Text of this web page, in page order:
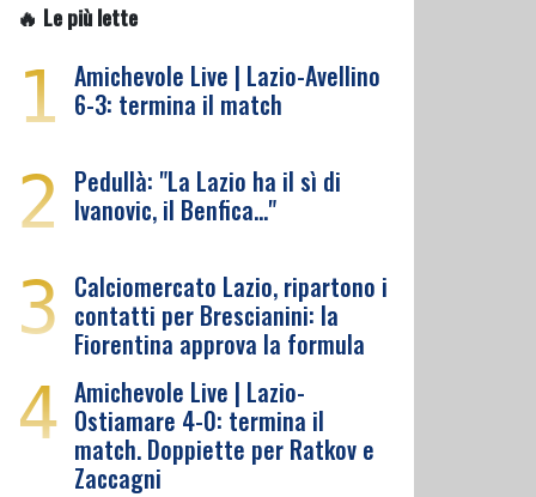
🔥 Le più lette
1 Amichevole Live | Lazio-Avellino
6-3: termina il match
2 Pedullà: "La Lazio ha il sì di
Ivanovic, il Benfica…"
3 Calciomercato Lazio, ripartono i
contatti per Brescianini: la
Fiorentina approva la formula
4 Amichevole Live | Lazio-
Ostiamare 4-0: termina il
match. Doppiette per Ratkov e
Zaccagni